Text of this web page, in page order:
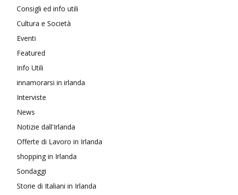
Consigli ed info utili
Cultura e Società
Eventi
Featured
Info Utili
innamorarsi in irlanda
Interviste
News
Notizie dall'Irlanda
Offerte di Lavoro in Irlanda
shopping in Irlanda
Sondaggi
Storie di Italiani in Irlanda